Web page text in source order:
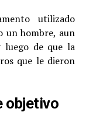
utilizado
un hombre, aun
de que la
que le dieron
objetivo